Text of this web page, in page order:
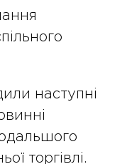
наступні
торгівлі.